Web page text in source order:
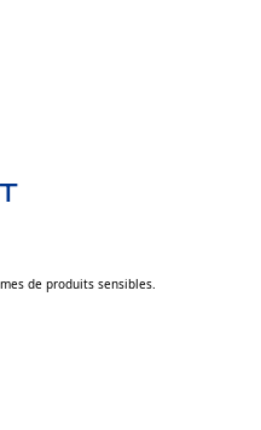
de produits sensibles.